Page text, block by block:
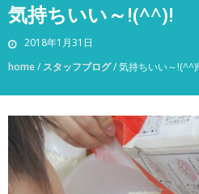
気持ちいい～!(^^)!
2018年1月31日
home/ スタッフブログ/気持ちいい～!(^^)!